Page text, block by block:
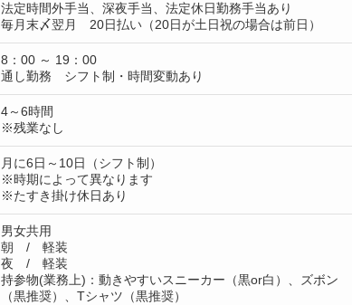
法定時間外手当、深夜手当、法定休日勤務手当あり
毎月末〆翌月 20日払い（20日が土日祝の場合は前日）
8：00 ～ 19：00
通し勤務 シフト制・時間変動あり
4～6時間
※残業なし
月に6日～10日（シフト制）
※時期によって異なります
※たすき掛け休日あり
男女共用
朝 / 軽装
夜 / 軽装
持参物(業務上)：動きやすいスニーカー（黒or白）、ズボン
（黒推奨）、Tシャツ（黒推奨）